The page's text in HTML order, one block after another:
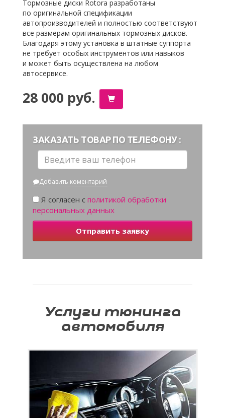
Тормозные диски Rotora разработаны
по оригинальной спецификации
автопроизводителей и полностью соответствуют
все размерам оригинальных тормозных дисков.
Благодаря этому установка в штатные суппорта
не требует особых инструментов или навыков
и может быть осуществлена на любом
автосервисе.
28 000 руб.
ЗАКАЗАТЬ ТОВАР ПО ТЕЛЕФОНУ :
Добавить коментарий
Я согласен с политикой обработки
персональных данных
Отправить заявку
Услуги тюнинга
автомобиля